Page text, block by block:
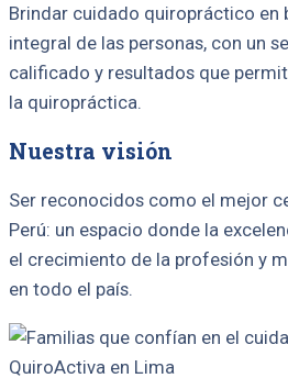
Brindar cuidado quiropráctico en
integral de las personas, con un
calificado y resultados que
la quiropráctica.
Nuestra visión
Ser reconocidos como el mejor
Perú: un espacio donde la
el crecimiento de la profesión y
en todo el país.